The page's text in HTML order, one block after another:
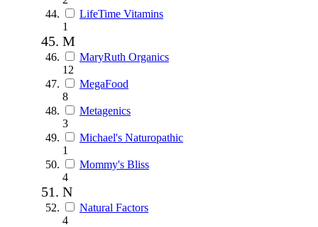
LifeTime Vitamins
1
M
MaryRuth Organics
12
MegaFood
8
Metagenics
3
Michael's Naturopathic
1
Mommy's Bliss
4
N
Natural Factors
4